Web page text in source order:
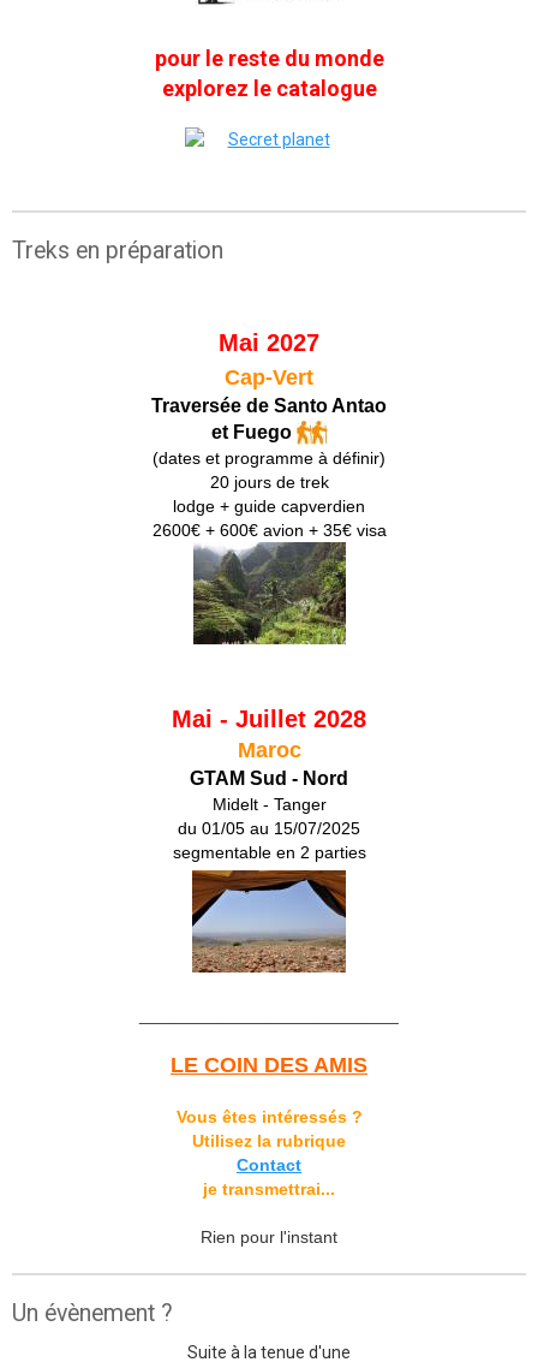
pour le reste du monde
explorez le catalogue
Treks en préparation
Mai 2027
Cap-Vert
Traversée de Santo Antao
et Fuego
(dates et programme à définir)
20 jours de trek
lodge + guide capverdien
2600€ + 600€ avion + 35€ visa
Mai - Juillet 2028
Maroc
GTAM Sud - Nord
Midelt - Tanger
du 01/05 au 15/07/2025
segmentable en 2 parties
LE COIN DES AMIS
Vous êtes intéressés ?
Utilisez la rubrique
Contact
je transmettrai...
Rien pour l'instant
Un évènement ?
Suite à la tenue d'une